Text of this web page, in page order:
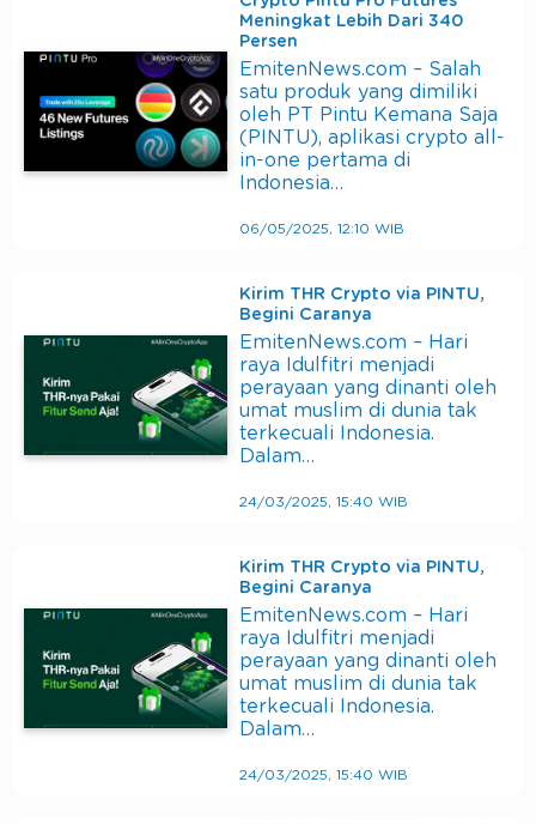
Meningkat Lebih Dari 340
Persen
EmitenNews.com – Salah
satu produk yang dimiliki
oleh PT Pintu Kemana Saja
(PINTU), aplikasi crypto all-
in-one pertama di
Indonesia…
06/05/2025, 12:10 WIB
Kirim THR Crypto via PINTU,
Begini Caranya
EmitenNews.com – Hari
raya Idulfitri menjadi
perayaan yang dinanti oleh
umat muslim di dunia tak
terkecuali Indonesia.
Dalam…
24/03/2025, 15:40 WIB
Kirim THR Crypto via PINTU,
Begini Caranya
EmitenNews.com – Hari
raya Idulfitri menjadi
perayaan yang dinanti oleh
umat muslim di dunia tak
terkecuali Indonesia.
Dalam…
24/03/2025, 15:40 WIB